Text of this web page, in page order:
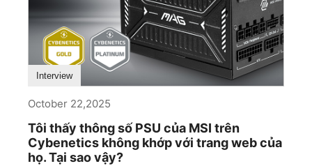
Interview
October 22,2025
Tôi thấy thông số PSU của MSI trên
Cybenetics không khớp với trang web của
họ. Tại sao vậy?